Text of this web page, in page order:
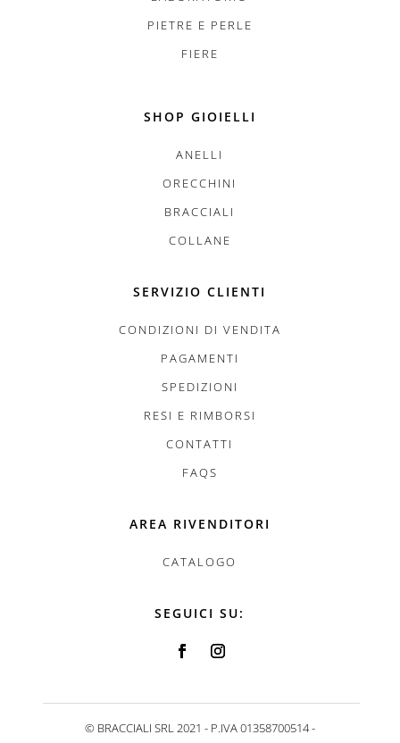
PIETRE E PERLE
FIERE
SHOP GIOIELLI
ANELLI
ORECCHINI
BRACCIALI
COLLANE
SERVIZIO CLIENTI
CONDIZIONI DI VENDITA
PAGAMENTI
SPEDIZIONI
RESI E RIMBORSI
CONTATTI
FAQS
AREA RIVENDITORI
CATALOGO
SEGUICI SU:
© BRACCIALI SRL 2021 - P.IVA 01358700514 -